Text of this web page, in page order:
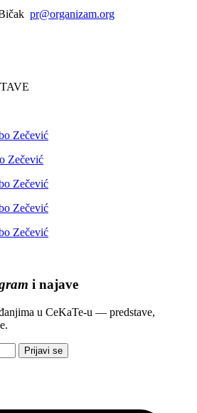
pr@organizam.org
i najave
u CeKaTe-u — predstave,
Prijavi se